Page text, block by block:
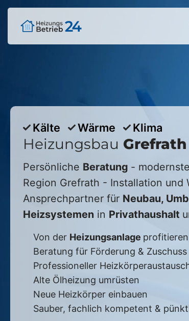
Kälte Wärme Klima
Heizungsbau Grefrath
Persönliche Beratung - modernste
Region Grefrath - Installation und
Ansprechpartner für Neubau,
Heizsystemen in Privathaushalt
Von der Heizungsanlage profitieren
Beratung für Förderung & Zuschuss
Professioneller
Alte Ölheizung umrüsten
Neue Heizkörper einbauen
Sauber, fachlich kompetent &